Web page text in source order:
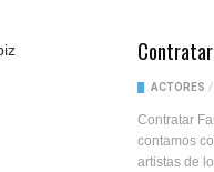
ACTORES /
Contratar
contamos
artistas de